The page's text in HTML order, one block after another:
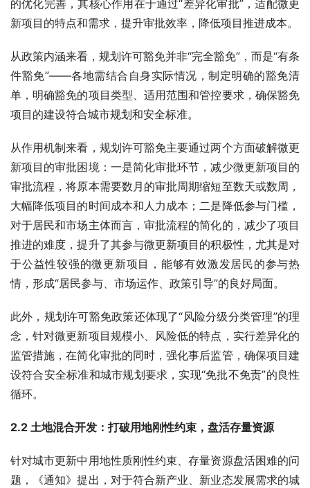
的优化完善，其核心作用在于通过“差异化审批”，适配微更
新项目的特点和需求，提升审批效率，降低项目推进成本。
从政策内涵来看，规划许可豁免并非“完全豁免”，而是“有条
件豁免”——各地需结合自身实际情况，制定明确的豁免清
单，明确豁免的项目类型、适用范围和管控要求，确保豁免
项目的建设符合城市规划和安全标准。
从作用机制来看，规划许可豁免主要通过两个方面破解微更
新项目的审批困境：一是简化审批环节，减少微更新项目的
审批流程，将原本需要数月的审批周期缩短至数天或数周，
大幅降低项目的时间成本和人力成本；二是降低参与门槛，
对于居民和市场主体而言，审批流程的简化的，减少了项目
推进的难度，提升了其参与微更新项目的积极性，尤其是对
于公益性较强的微更新项目，能够有效激发居民的参与热
情，形成“居民参与、市场运作、政策引导”的良好局面。
此外，规划许可豁免政策还体现了“风险分级分类管理”的理
念，针对微更新项目规模小、风险低的特点，实行差异化的
监管措施，在简化审批的同时，强化事后监管，确保项目建
设符合安全标准和城市规划要求，实现“免批不免责”的良性
循环。
2.2 土地混合开发：打破用地刚性约束，盘活存量资源
针对城市更新中用地性质刚性约束、存量资源盘活困难的问
题，《通知》提出，对于符合新产业、新业态发展需求的城